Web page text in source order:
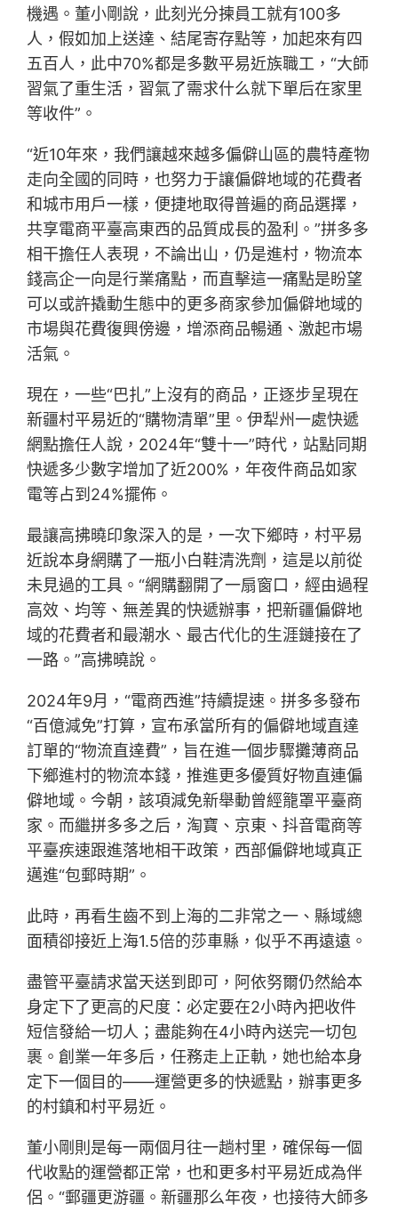
機遇。董小剛說，此刻光分揀員工就有100多
人，假如加上送達、結尾寄存點等，加起來有四
五百人，此中70%都是多數平易近族職工，“大師
習氣了重生活，習氣了需求什么就下單后在家里
等收件”。
“近10年來，我們讓越來越多偏僻山區的農特產物
走向全國的同時，也努力于讓偏僻地域的花費者
和城市用戶一樣，便捷地取得普遍的商品選擇，
共享電商平臺高東西的品質成長的盈利。”拼多多
相干擔任人表現，不論出山，仍是進村，物流本
錢高企一向是行業痛點，而直擊這一痛點是盼望
可以或許撬動生態中的更多商家參加偏僻地域的
市場與花費復興傍邊，增添商品暢通、激起市場
活氣。
現在，一些“巴扎”上沒有的商品，正逐步呈現在
新疆村平易近的“購物清單”里。伊犁州一處快遞
網點擔任人說，2024年“雙十一”時代，站點同期
快遞多少數字增加了近200%，年夜件商品如家
電等占到24%擺佈。
最讓高拂曉印象深入的是，一次下鄉時，村平易
近說本身網購了一瓶小白鞋清洗劑，這是以前從
未見過的工具。“網購翻開了一扇窗口，經由過程
高效、均等、無差異的快遞辦事，把新疆偏僻地
域的花費者和最潮水、最古代化的生涯鏈接在了
一路。”高拂曉說。
2024年9月，“電商西進”持續提速。拼多多發布
“百億減免”打算，宣布承當所有的偏僻地域直達
訂單的“物流直達費”，旨在進一個步驟攤薄商品
下鄉進村的物流本錢，推進更多優質好物直連偏
僻地域。今朝，該項減免新舉動曾經籠罩平臺商
家。而繼拼多多之后，淘寶、京東、抖音電商等
平臺疾速跟進落地相干政策，西部偏僻地域真正
邁進“包郵時期”。
此時，再看生齒不到上海的二非常之一、縣域總
面積卻接近上海1.5倍的莎車縣，似乎不再遠遠。
盡管平臺請求當天送到即可，阿依努爾仍然給本
身定下了更高的尺度：必定要在2小時內把收件
短信發給一切人；盡能夠在4小時內送完一切包
裹。創業一年多后，任務走上正軌，她也給本身
定下一個目的——運營更多的快遞點，辦事更多
的村鎮和村平易近。
董小剛則是每一兩個月往一趟村里，確保每一個
代收點的運營都正常，也和更多村平易近成為伴
侶。“郵疆更游疆。新疆那么年夜，也接待大師多